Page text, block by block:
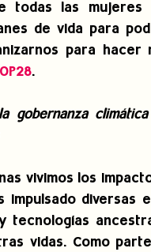
todas las mujeres
de vida para
para
.
gobernanza
vivimos los
impulsado
tecnologías
vidas. Como